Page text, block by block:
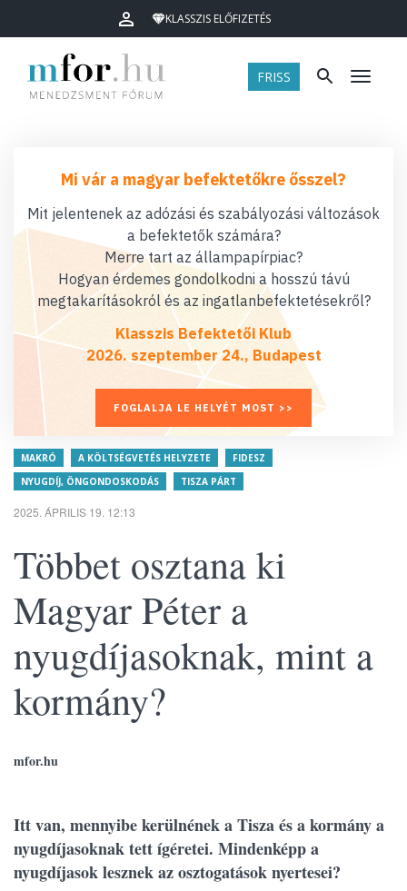
KLASSZIS ELŐFIZETÉS
FRISS Menü
Mi vár a magyar befektetőkre ősszel?
Mit jelentenek az adózási és szabályozási változások
a befektetők számára?
Merre tart az állampapírpiac?
Hogyan érdemes gondolkodni a hosszú távú
megtakarításokról és az ingatlanbefektetésekről?
Klasszis Befektetői Klub
2026. szeptember 24., Budapest
FOGLALJA LE HELYÉT MOST >>
MAKRÓ A KÖLTSÉGVETÉS HELYZETE
FIDESZ
NYUGDÍJ, ÖNGONDOSKODÁS
TISZA PÁRT
2025. ÁPRILIS 19. 12:13
Többet osztana ki
Magyar Péter a
nyugdíjasoknak, mint a
kormány?
mfor.hu
Itt van, mennyibe kerülnének a Tisza és a kormány a
nyugdíjasoknak tett ígéretei. Mindenképp a
nyugdíjasok lesznek az osztogatások nyertesei?